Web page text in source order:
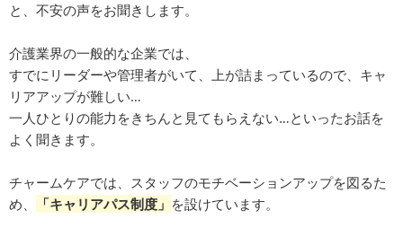
と、不安の声をお聞きします。
介護業界の一般的な企業では、
すでにリーダーや管理者がいて、上が詰まっているので、キャ
リアアップが難しい…
一人ひとりの能力をきちんと見てもらえない…といったお話を
よく聞きます。
チャームケアでは、スタッフのモチベーションアップを図るた
め、
「キャリアパス制度」 を設けています。